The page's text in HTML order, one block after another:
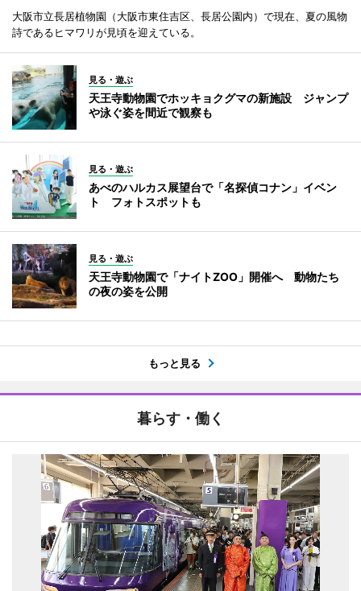
大阪市立長居植物園（大阪市東住吉区、長居公園内）で現在、夏の風物
詩であるヒマワリが見頃を迎えている。
見る・遊ぶ
天王寺動物園でホッキョクグマの新施設 ジャンプ
や泳ぐ姿を間近で観察も
見る・遊ぶ
あべのハルカス展望台で「名探偵コナン」イベン
ト フォトスポットも
見る・遊ぶ
天王寺動物園で「ナイトZOO」開催へ 動物たち
の夜の姿を公開
もっと見る
暮らす・働く